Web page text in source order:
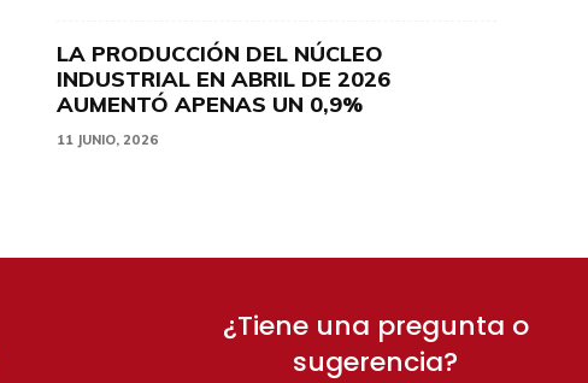
LA PRODUCCIÓN DEL NÚCLEO
INDUSTRIAL EN ABRIL DE 2026
AUMENTÓ APENAS UN 0,9%
11 JUNIO, 2026
¿Tiene una pregunta o
sugerencia?